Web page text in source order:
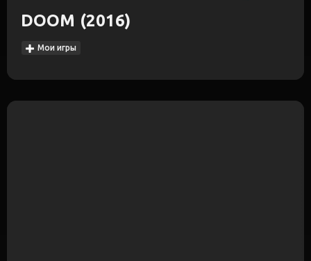
DOOM (2016)
Мои игры